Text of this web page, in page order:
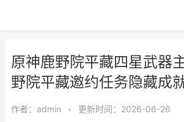
原神鹿野院平藏四星武器
野院平藏邀约任务隐藏成
作者： admin • 更新时间：2026-06-26